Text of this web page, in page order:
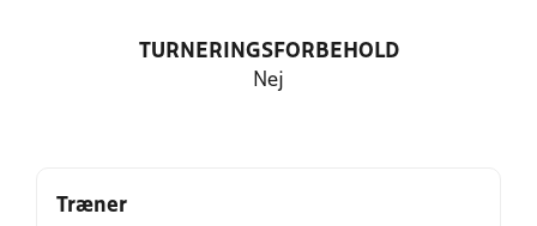
TURNERINGSFORBEHOLD
Nej
Træner